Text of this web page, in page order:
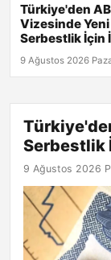
Türkiye'den AB
Vizesinde
Serbestlik İçin
Adımlar Atıldı!
9 Ağustos 2026
Serbestlik
9 Ağustos 2026